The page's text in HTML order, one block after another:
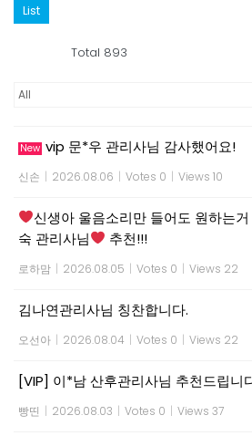
List
Total 893
New vip 문*우 관리사님 감사했어요!
신손 | 2026.08.06 | Votes 0 | Views 10
신생아 울음소리만 들어도 원하는
숙 관리사님
추천!!!
로하맘 | 2026.08.05 | Votes 0 | Views 22
김나연관리사님 칭찬합니다.
오선아 | 2026.08.04 | Votes 0 | Views 22
[VIP] 이*남 산후관리사님 추천드립니
빵띤 | 2026.08.03 | Votes 0 | Views 37